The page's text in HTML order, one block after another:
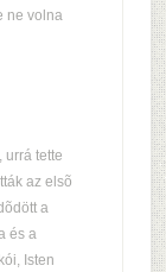
ne volna
urrá tette
az elsõ
a
és a
Isten